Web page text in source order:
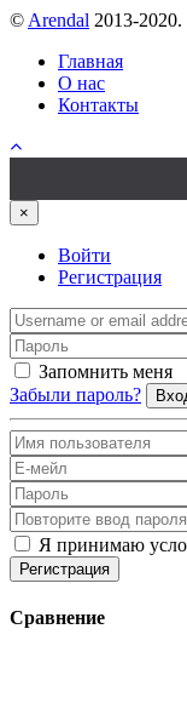
© Arendal 2013-
Главная
О нас
Контакты
×
Войти
Регистрация
Запомнить меня
Забыли пароль?
Я принимаю
Регистрация
Сравнение